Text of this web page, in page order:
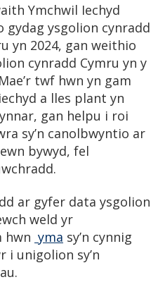
Ymchwil Iechyd
gydag ysgolion cynradd
yn 2024, gan weithio
cynradd Cymru yn y
twf hwn yn gam
a lles plant yn
gan helpu i roi
sy’n canolbwyntio ar
bywyd, fel
ar gyfer data ysgolion
weld yr
hwn yma sy’n cynnig
i unigolion sy’n